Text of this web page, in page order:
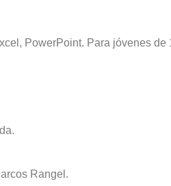
PowerPoint. Para jóvenes de
Rangel.